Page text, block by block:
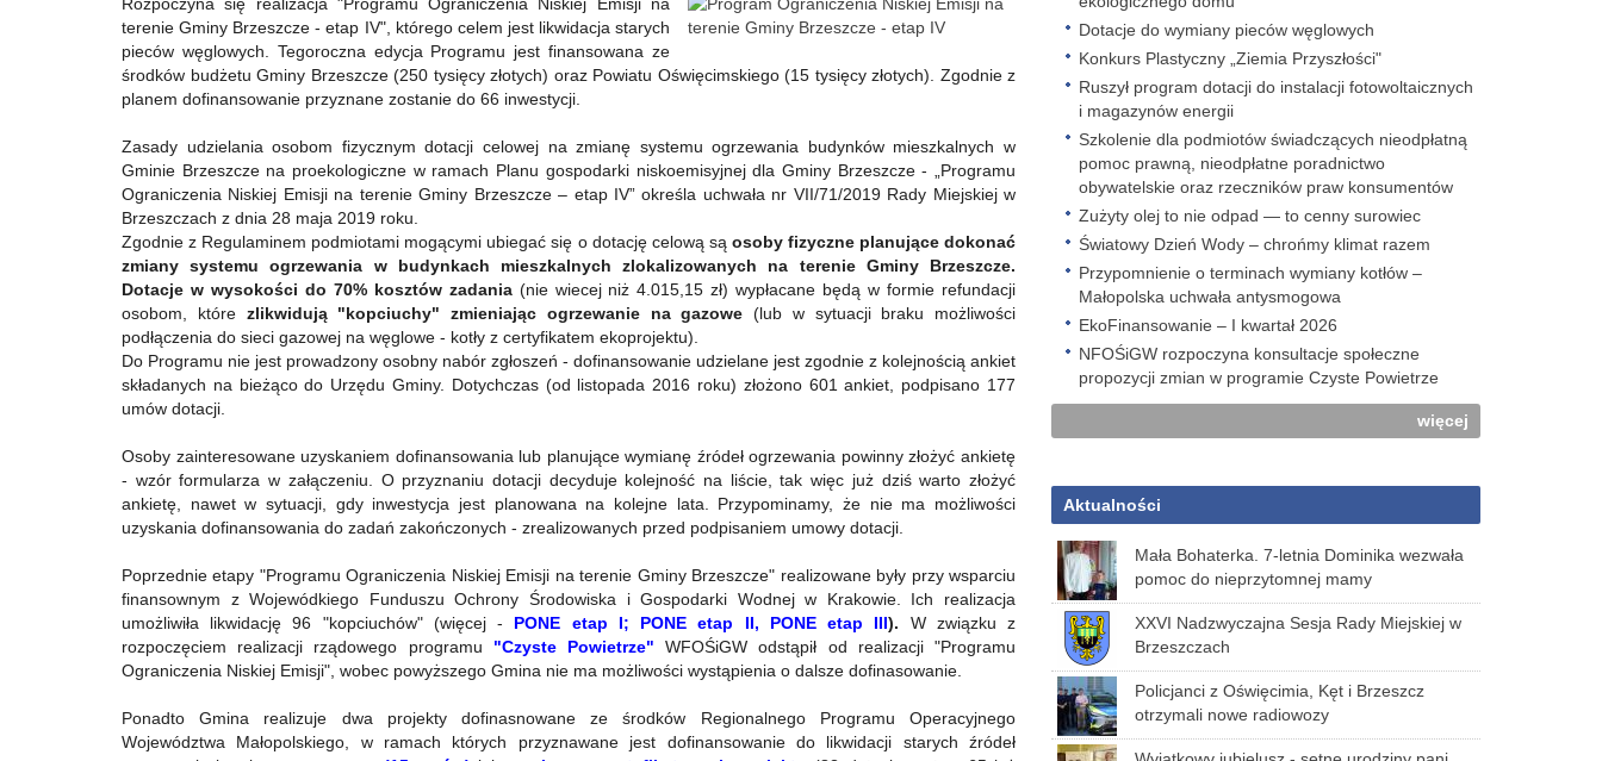
terenie Gminy Brzeszcze - etap IV", którego celem jest likwidacja starych
pieców węglowych. Tegoroczna edycja Programu jest finansowana ze
środków budżetu Gminy Brzeszcze (250 tysięcy złotych) oraz Powiatu Oświęcimskiego (15 tysięcy złotych). Zgodnie z
planem dofinansowanie przyznane zostanie do 66 inwestycji.
Zasady udzielania osobom fizycznym dotacji celowej na zmianę systemu ogrzewania budynków mieszkalnych w
Gminie Brzeszcze na proekologiczne w ramach Planu gospodarki niskoemisyjnej dla Gminy Brzeszcze - „Programu
Ograniczenia Niskiej Emisji na terenie Gminy Brzeszcze – etap IV” określa uchwała nr VII/71/2019 Rady Miejskiej w
Brzeszczach z dnia 28 maja 2019 roku.
Zgodnie z Regulaminem podmiotami mogącymi ubiegać się o dotację celową są osoby fizyczne planujące dokonać
zmiany systemu ogrzewania w budynkach mieszkalnych zlokalizowanych na terenie Gminy Brzeszcze.
Dotacje w wysokości do 70% kosztów zadania (nie wiecej niż 4.015,15 zł) wypłacane będą w formie refundacji
osobom, które zlikwidują "kopciuchy" zmieniając ogrzewanie na gazowe (lub w sytuacji braku możliwości
podłączenia do sieci gazowej na węglowe - kotły z certyfikatem ekoprojektu).
Do Programu nie jest prowadzony osobny nabór zgłoszeń - dofinansowanie udzielane jest zgodnie z kolejnością ankiet
składanych na bieżąco do Urzędu Gminy. Dotychczas (od listopada 2016 roku) złożono 601 ankiet, podpisano 177
umów dotacji.
Osoby zainteresowane uzyskaniem dofinansowania lub planujące wymianę źródeł ogrzewania powinny złożyć ankietę
- wzór formularza w załączeniu. O przyznaniu dotacji decyduje kolejność na liście, tak więc już dziś warto złożyć
ankietę, nawet w sytuacji, gdy inwestycja jest planowana na kolejne lata. Przypominamy, że nie ma możliwości
uzyskania dofinansowania do zadań zakończonych - zrealizowanych przed podpisaniem umowy dotacji.
Poprzednie etapy "Programu Ograniczenia Niskiej Emisji na terenie Gminy Brzeszcze" realizowane były przy wsparciu
finansownym z Wojewódkiego Funduszu Ochrony Środowiska i Gospodarki Wodnej w Krakowie. Ich realizacja
umożliwiła likwidację 96 "kopciuchów" (więcej - PONE etap I; PONE etap II, PONE etap III). W związku z
rozpoczęciem realizacji rządowego programu "Czyste Powietrze" WFOŚiGW odstąpił od realizacji "Programu
Ograniczenia Niskiej Emisji", wobec powyższego Gmina nie ma możliwości wystąpienia o dalsze dofinasowanie.
Ponadto Gmina realizuje dwa projekty dofinasnowane ze środków Regionalnego Programu Operacyjnego
Województwa Małopolskiego, w ramach których przyznawane jest dofinansowanie do likwidacji starych źródeł
Dotacje do wymiany pieców węglowych
Konkurs Plastyczny „Ziemia Przyszłości"
Ruszył program dotacji do instalacji fotowoltaicznych
i magazynów energii
Szkolenie dla podmiotów świadczących nieodpłatną
pomoc prawną, nieodpłatne poradnictwo
obywatelskie oraz rzeczników praw konsumentów
Zużyty olej to nie odpad — to cenny surowiec
Światowy Dzień Wody – chrońmy klimat razem
Przypomnienie o terminach wymiany kotłów –
Małopolska uchwała antysmogowa
EkoFinansowanie – I kwartał 2026
NFOŚiGW rozpoczyna konsultacje społeczne
propozycji zmian w programie Czyste Powietrze
więcej
Aktualności
Mała Bohaterka. 7-letnia Dominika wezwała
pomoc do nieprzytomnej mamy
XXVI Nadzwyczajna Sesja Rady Miejskiej w
Brzeszczach
Policjanci z Oświęcimia, Kęt i Brzeszcz
otrzymali nowe radiowozy